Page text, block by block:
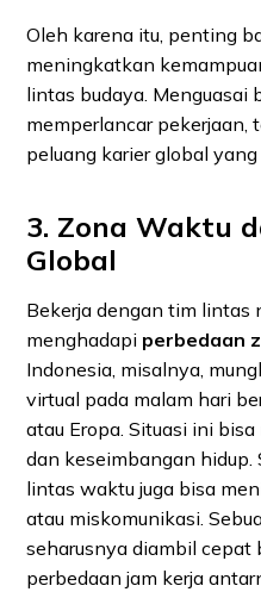
Oleh karena itu, penting
meningkatkan
lintas budaya. Menguasai
memperlancar pekerjaan,
peluang karier global
3. Zona Waktu
Global
Bekerja dengan tim lintas
menghadapi perbedaan
Indonesia, misalnya,
virtual pada malam hari
atau Eropa. Situasi ini
dan keseimbangan hidup.
lintas waktu juga bisa
atau miskomunikasi.
seharusnya diambil cepat
perbedaan jam kerja